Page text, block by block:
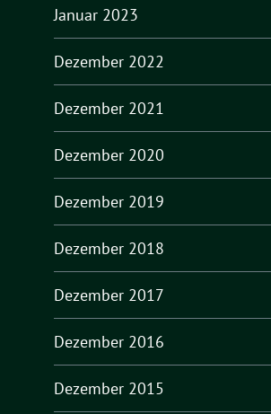
Januar 2023
Dezember 2022
Dezember 2021
Dezember 2020
Dezember 2019
Dezember 2018
Dezember 2017
Dezember 2016
Dezember 2015